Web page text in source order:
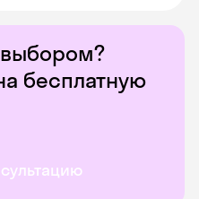
бесплатную